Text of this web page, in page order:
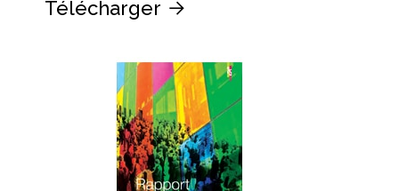
Télécharger